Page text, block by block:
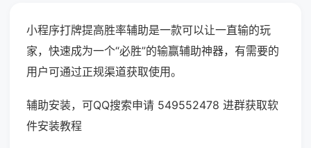
小程序打牌提高胜率辅助是一款可以让一直输的玩
家，快速成为一个“必胜”的输赢辅助神器，有需要的
用户可通过正规渠道获取使用。
辅助安装，可QQ搜索申请 549552478 进群获取软
件安装教程